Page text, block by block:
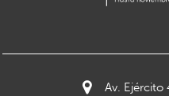
Av. Ejército